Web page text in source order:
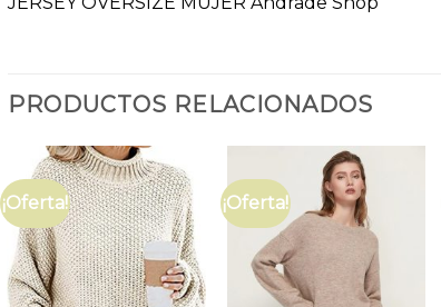
PRODUCTOS RELACIONADOS
¡Oferta! ¡Oferta!